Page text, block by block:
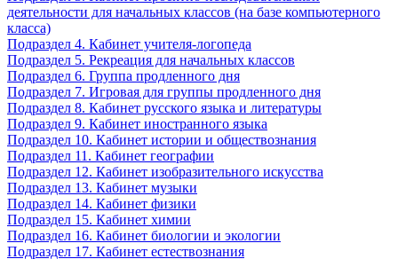
деятельности для начальных классов (на базе компьютерного
класса)
Подраздел 4. Кабинет учителя-логопеда
Подраздел 5. Рекреация для начальных классов
Подраздел 6. Группа продленного дня
Подраздел 7. Игровая для группы продленного дня
Подраздел 8. Кабинет русского языка и литературы
Подраздел 9. Кабинет иностранного языка
Подраздел 10. Кабинет истории и обществознания
Подраздел 11. Кабинет географии
Подраздел 12. Кабинет изобразительного искусства
Подраздел 13. Кабинет музыки
Подраздел 14. Кабинет физики
Подраздел 15. Кабинет химии
Подраздел 16. Кабинет биологии и экологии
Подраздел 17. Кабинет естествознания